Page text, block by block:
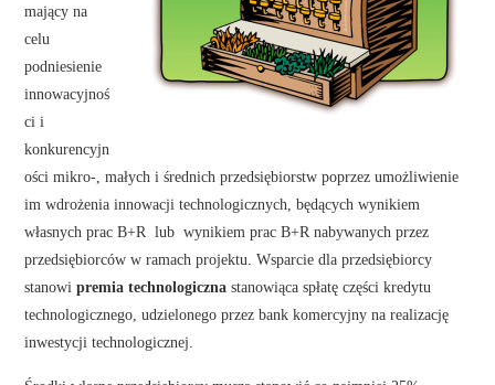
mający na
celu
podniesienie
innowacyjnoś
ci i
konkurencyjn
ości mikro-, małych i średnich przedsiębiorstw poprzez umożliwienie
im wdrożenia innowacji technologicznych, będących wynikiem
własnych prac B+R lub wynikiem prac B+R nabywanych przez
przedsiębiorców w ramach projektu. Wsparcie dla przedsiębiorcy
stanowipremia technologiczna stanowiąca spłatę części kredytu
technologicznego, udzielonego przez bank komercyjny na realizację
inwestycji technologicznej.